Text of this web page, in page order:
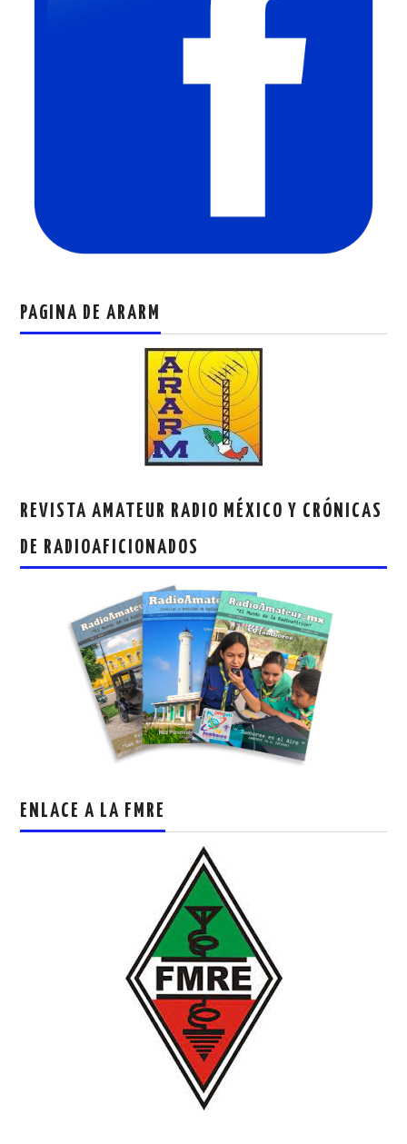
PAGINA DE ARARM
REVISTA AMATEUR RADIO MÉXICO Y CRÓNICAS
DE RADIOAFICIONADOS
ENLACE A LA FMRE